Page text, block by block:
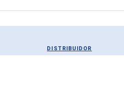
DISTRIBUIDOR